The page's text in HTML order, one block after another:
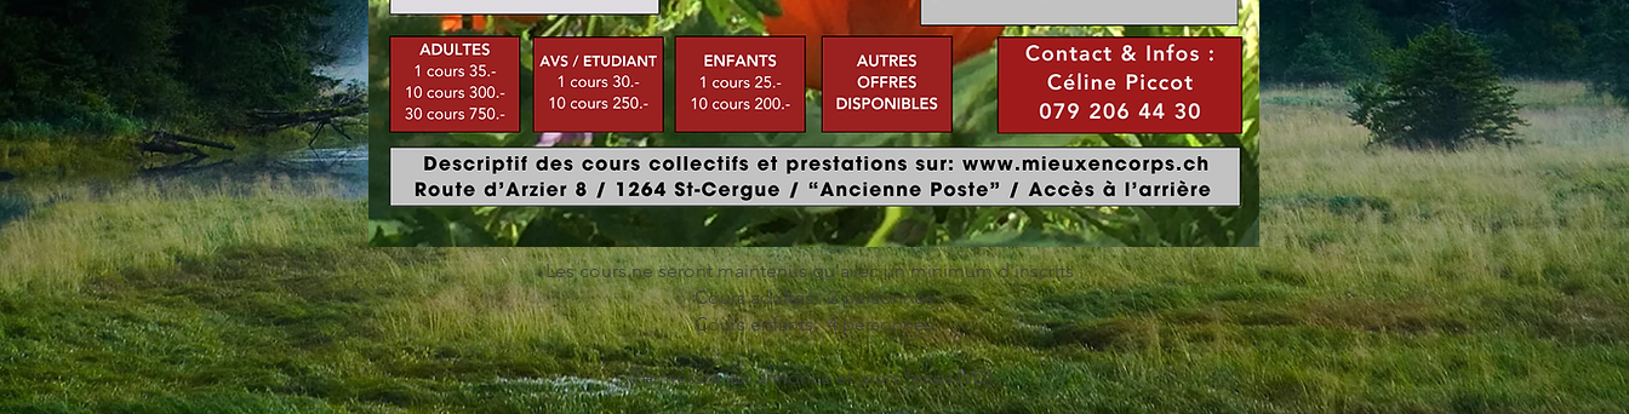
Les cours ne seront maintenus qu'avec un minimum d'inscrits :
Cours adultes: 2 personnes
Cours enfants: 4 personnes
Fermeture sur annonce et jours fériés (VD).